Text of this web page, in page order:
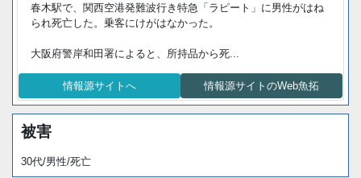
春木駅で、関西空港発難波行き特急「ラピート」に男性がはね
られ死亡した。乗客にけがはなかった。
大阪府警岸和田署によると、所持品から死...
情報源サイトへ 情報源サイトのWeb魚拓
被害
30代/男性/死亡